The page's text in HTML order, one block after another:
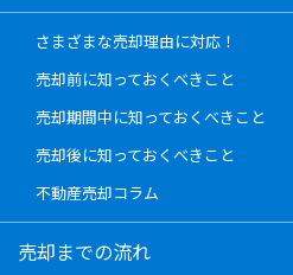
さまざまな売却理由に対応！
売却前に知っておくべきこと
売却期間中に知っておくべきこと
売却後に知っておくべきこと
不動産売却コラム
売却までの流れ